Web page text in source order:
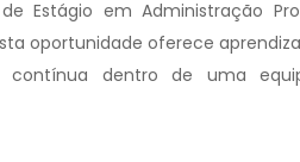
Estágio em Administração
oportunidade oferece
contínua dentro de uma